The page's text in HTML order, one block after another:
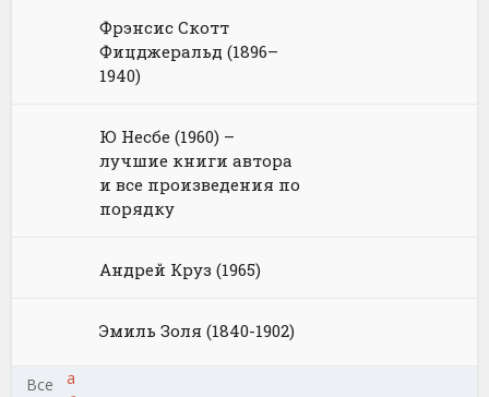
Фрэнсис Скотт
Фицджеральд (1896–
1940)
Ю Несбе (1960) –
лучшие книги автора
и все произведения по
порядку
Андрей Круз (1965)
Эмиль Золя (1840-1902)
Все
а